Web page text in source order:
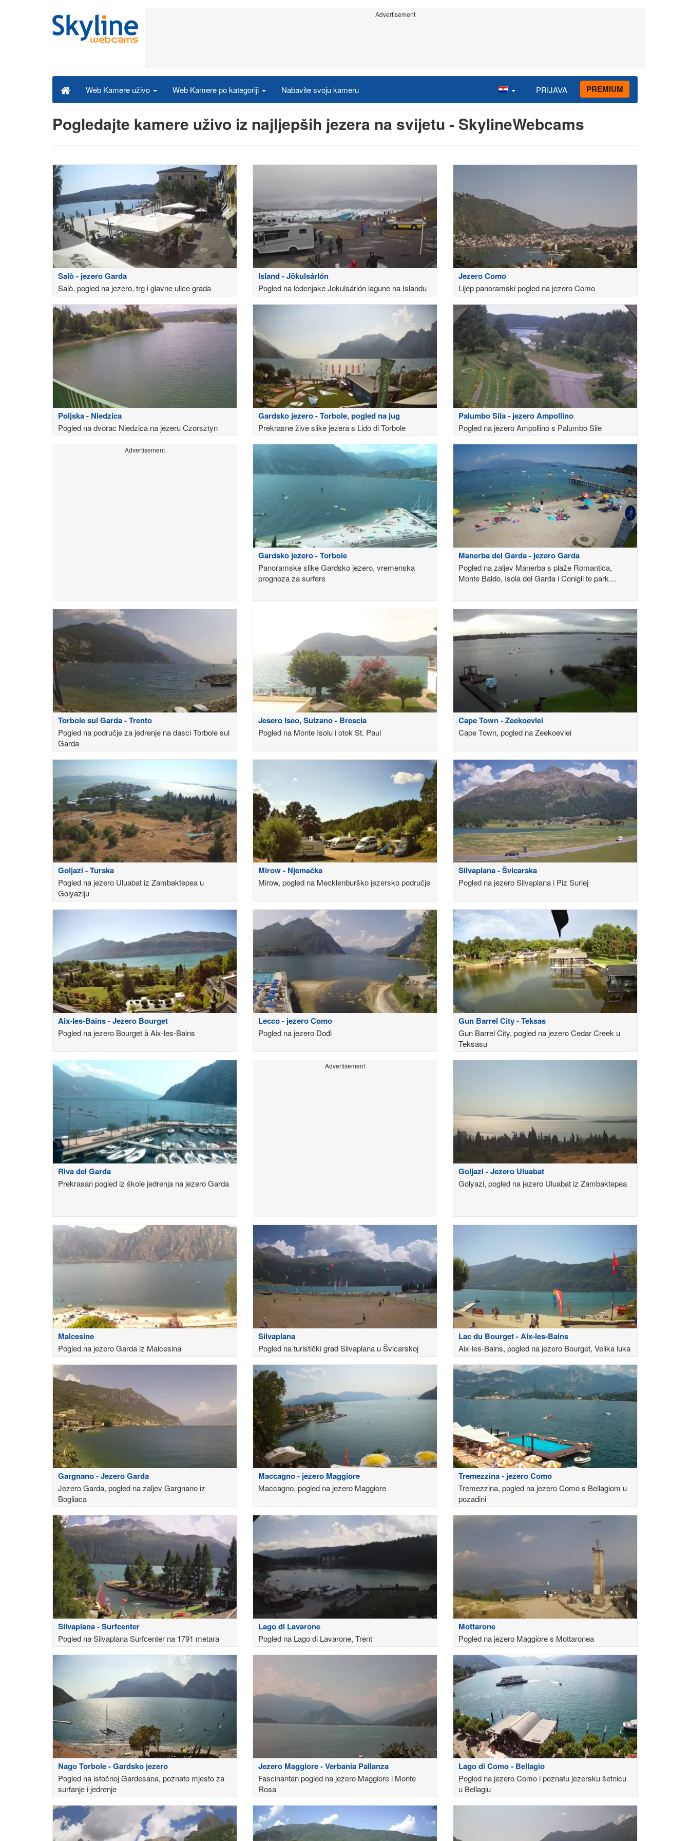
Advertisement
Web Kamere uživo Web Kamere po kategoriji Nabavite svoju kameru PRIJAVA PREMIUM
Pogledajte kamere uživo iz najljepših jezera na svijetu - SkylineWebcams
Salò - jezero Garda
Salò, pogled na jezero, trg i glavne ulice grada
Island - Jökulsárlón
Pogled na ledenjake Jokulsárlón lagune na Islandu
Jezero Como
Lijep panoramski pogled na jezero Como
Poljska - Niedzica
Pogled na dvorac Niedzica na jezeru Czorsztyn
Gardsko jezero - Torbole, pogled na jug
Prekrasne žive slike jezera s Lido di Torbole
Palumbo Sila - jezero Ampollino
Pogled na jezero Ampollino s Palumbo Sile
Advertisement
Gardsko jezero - Torbole
Panoramske slike Gardsko jezero, vremenska
prognoza za surfere
Manerba del Garda - jezero Garda
Pogled na zaljev Manerba s plaže Romantica,
Monte Baldo, Isola del Garda i Conigli te park
Torbole sul Garda - Trento
Pogled na područje za jedrenje na dasci Torbole sul
Garda
Jesero Iseo, Sulzano - Brescia
Pogled na Monte Isolu i otok St. Paul
Cape Town - Zeekoevlei
Cape Town, pogled na Zeekoevlei
Goljazi - Turska
Pogled na jezero Uluabat iz Zambaktepea u
Golyaziju
Mirow - Njemačka
Mirow, pogled na Mecklenburško jezersko područje
Silvaplana - Švicarska
Pogled na jezero Silvaplana i Piz Surlej
Aix-les-Bains - Jezero Bourget
Pogled na jezero Bourget à Aix-les-Bains
Lecco - jezero Como
Pogled na jezero Dođi
Gun Barrel City - Teksas
Gun Barrel City, pogled na jezero Cedar Creek u
Teksasu
Riva del Garda
Prekrasan pogled iz škole jedrenja na jezero Garda
Advertisement
Goljazi - Jezero Uluabat
Golyazi, pogled na jezero Uluabat iz Zambaktepea
Malcesine
Pogled na jezero Garda iz Malcesina
Silvaplana
Pogled na turistički grad Silvaplana u Švicarskoj
Lac du Bourget - Aix-les-Bains
Aix-les-Bains, pogled na jezero Bourget, Velika luka
Gargnano - Jezero Garda
Jezero Garda, pogled na zaljev Gargnano iz
Bogliaca
Maccagno - jezero Maggiore
Maccagno, pogled na jezero Maggiore
Tremezzina - jezero Como
Tremezzina, pogled na jezero Como s Bellagiom u
pozadini
Silvaplana - Surfcenter
Pogled na Silvaplana Surfcenter na 1791 metara
Lago di Lavarone
Pogled na Lago di Lavarone, Trent
Mottarone
Pogled na jezero Maggiore s Mottaronea
Nago Torbole - Gardsko jezero
Pogled na istočnoj Gardesana, poznato mjesto za
surfanje i jedrenje
Jezero Maggiore - Verbania Pallanza
Fascinantan pogled na jezero Maggiore i Monte
Rosa
Lago di Como - Bellagio
Pogled na jezero Como i poznatu jezersku šetnicu
u Bellagiu